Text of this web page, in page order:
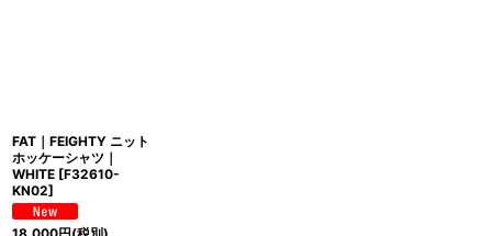
FAT｜FEIGHTY ニット
ホッケーシャツ｜
WHITE [F32610-
KN02]